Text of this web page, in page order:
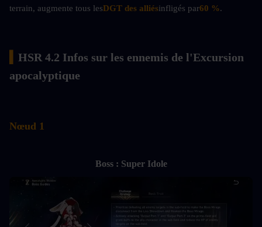
terrain, augmente tous lesDGT des alliésinfligés par60 %.
HSR 4.2 Infos sur les ennemis de l'Excursion
apocalyptique
Nœud 1
Boss : Super Idole